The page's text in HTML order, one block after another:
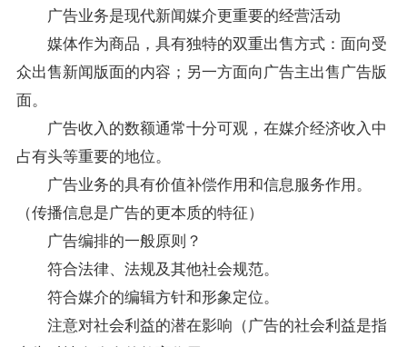
广告业务是现代新闻媒介更重要的经营活动
媒体作为商品，具有独特的双重出售方式：面向受
众出售新闻版面的内容；另一方面向广告主出售广告版
面。
广告收入的数额通常十分可观，在媒介经济收入中
占有头等重要的地位。
广告业务的具有价值补偿作用和信息服务作用。
（传播信息是广告的更本质的特征）
广告编排的一般原则？
符合法律、法规及其他社会规范。
符合媒介的编辑方针和形象定位。
注意对社会利益的潜在影响（广告的社会利益是指